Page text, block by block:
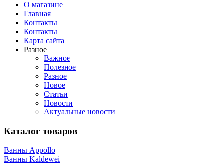
О магазине
Главная
Контакты
Контакты
Карта сайта
Разное
Важное
Полезное
Разное
Новое
Статьи
Новости
Актуальные новости
Каталог товаров
Ванны Appollo
Ванны Kaldewei